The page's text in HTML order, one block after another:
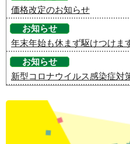
価格改定のお知らせ
お知らせ
年末年始も休まず駆けつけま
お知らせ
新型コロナウイルス感染症対